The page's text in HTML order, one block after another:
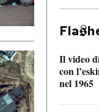
Fla
Il video
con
nel 1965